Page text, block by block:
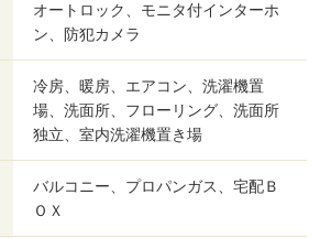
オートロック、モニタ付インターホ
ン、防犯カメラ
冷房、暖房、エアコン、洗濯機置
場、洗面所、フローリング、洗面所
独立、室内洗濯機置き場
バルコニー、プロパンガス、宅配Ｂ
ＯＸ